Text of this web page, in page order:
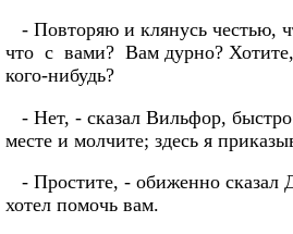
- Повторяю и клянусь честью,
что с вами? Вам дурно?
кого-нибудь?
- Нет, - сказал Вильфор, быстро
месте и молчите; здесь я
- Простите, - обиженно сказал
хотел помочь вам.